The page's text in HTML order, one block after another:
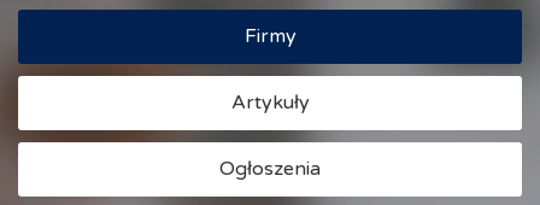
Firmy
Artykuły
Ogłoszenia